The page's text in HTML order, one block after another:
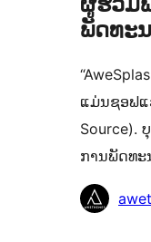
ພັດທະ
ແມ່ນຊອຟແ
Source).
ການພັດທະ
ຜູ້